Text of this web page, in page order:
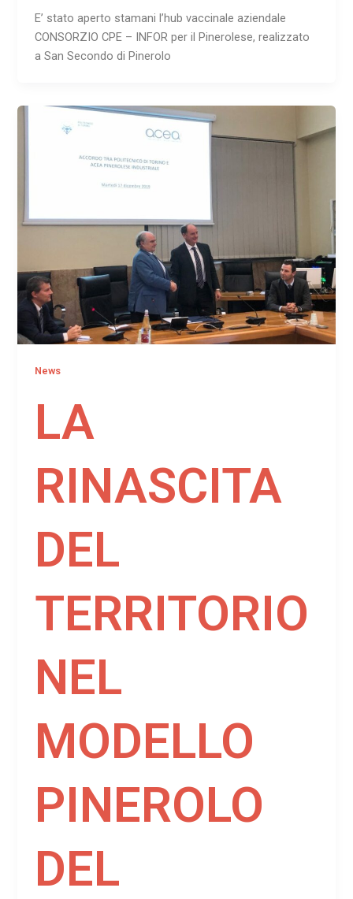
E’ stato aperto stamani l’hub vaccinale aziendale
CONSORZIO CPE – INFOR per il Pinerolese, realizzato
a San Secondo di Pinerolo
News
LA
RINASCITA
DEL
TERRITORIO
NEL
MODELLO
PINEROLO
DEL